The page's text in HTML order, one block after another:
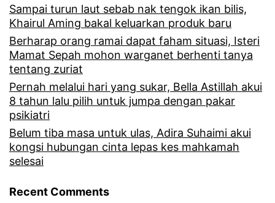
,
I
w
a
n
e
t
p
Sampai turun laut sebab nak tengok ikan bilis,
Khairul Aming bakal keluarkan produk baru
Berharap orang ramai dapat faham situasi, Isteri
Mamat Sepah mohon warganet berhenti tanya
tentang zuriat
Pernah melalui hari yang sukar, Bella Astillah akui
8 tahun lalu pilih untuk jumpa dengan pakar
psikiatri
Belum tiba masa untuk ulas, Adira Suhaimi akui
kongsi hubungan cinta lepas kes mahkamah
selesai
Recent Comments